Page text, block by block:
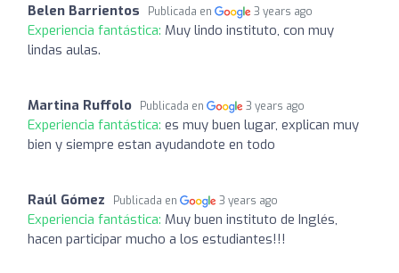
Belen Barrientos Publicada en 3 years ago
Experiencia fantástica: Muy lindo instituto, con muy
lindas aulas.
Martina Ruffolo Publicada en 3 years ago
Experiencia fantástica: es muy buen lugar, explican muy
bien y siempre estan ayudandote en todo
Raúl Gómez Publicada en 3 years ago
Experiencia fantástica: Muy buen instituto de Inglés,
hacen participar mucho a los estudiantes!!!